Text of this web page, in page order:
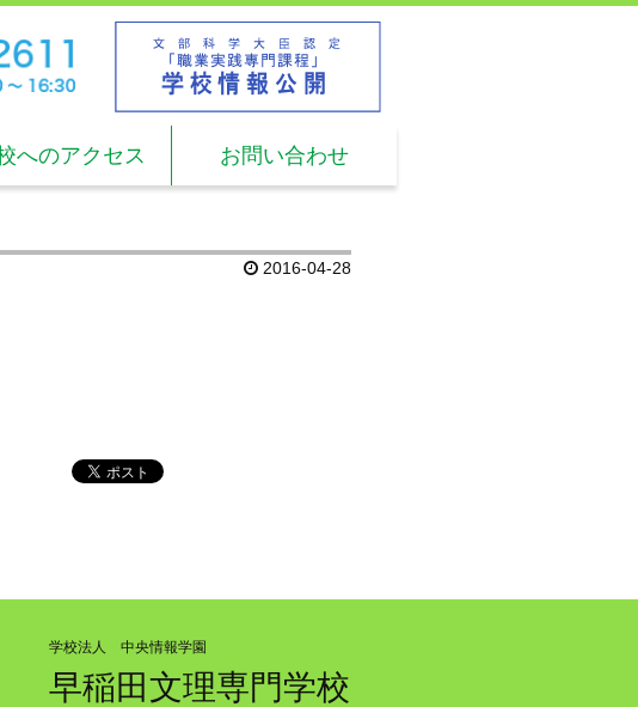
03-5960-2611
受付時間: 9:00 ～ 17:00
へのアクセス お問い合わせ
2016-04-28
学校法人 中央情報学園
早稲田文理専門学校